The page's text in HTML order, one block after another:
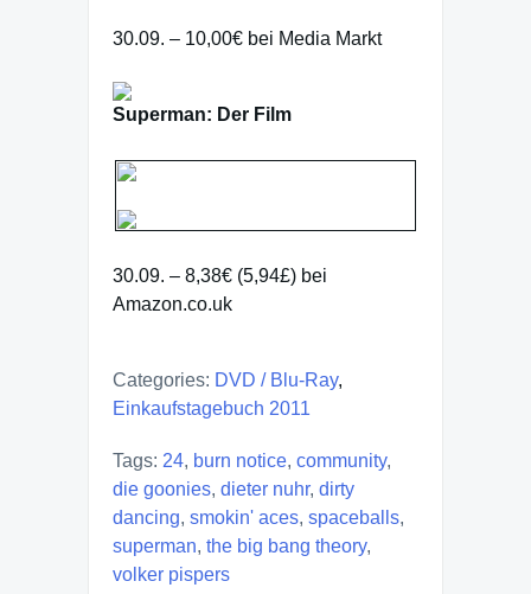
30.09. – 10,00€ bei Media Markt
Superman: Der Film
30.09. – 8,38€ (5,94£) bei
Amazon.co.uk
Categories: DVD / Blu-Ray,
Einkaufstagebuch 2011
Tags: 24, burn notice, community,
die goonies, dieter nuhr, dirty
dancing, smokin' aces, spaceballs,
superman, the big bang theory,
volker pispers